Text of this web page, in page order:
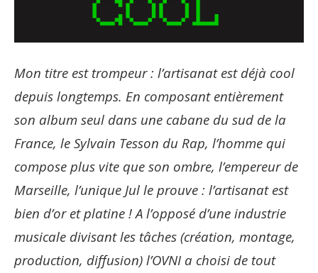
Mon titre est trompeur : l’artisanat est déjà cool
depuis longtemps. En composant entièrement
son album seul dans une cabane du sud de la
France, le Sylvain Tesson du Rap, l’homme qui
compose plus vite que son ombre, l’empereur de
Marseille, l’unique Jul le prouve : l’artisanat est
bien d’or et platine ! A l’opposé d’une industrie
musicale divisant les tâches (création, montage,
production, diffusion) l’OVNI a choisi de tout